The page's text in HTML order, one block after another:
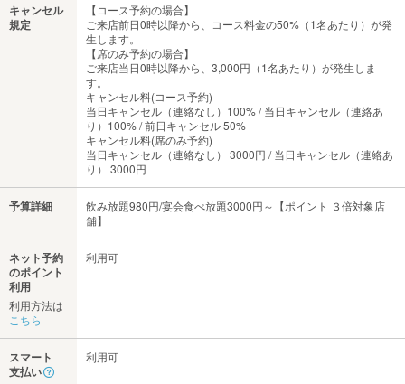
キャンセル
規定
【コース予約の場合】
ご来店前日0時以降から、コース料金の50%（1名あたり）が発
生します。
【席のみ予約の場合】
ご来店当日0時以降から、3,000円（1名あたり）が発生しま
す。
キャンセル料(コース予約)
当日キャンセル（連絡なし）100% / 当日キャンセル（連絡あ
り）100% / 前日キャンセル 50%
キャンセル料(席のみ予約)
当日キャンセル（連絡なし） 3000円 / 当日キャンセル（連絡あ
り） 3000円
予算詳細
飲み放題980円/宴会食べ放題3000円～【ポイント ３倍対象店
舗】
ネット予約
のポイント
利用
利用方法は
こちら
利用可
スマート
支払い
利用可